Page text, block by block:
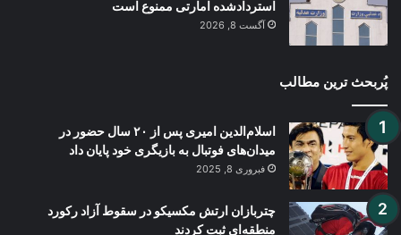
استردادشده امارتی ممنوع است
آگست 8, 2026
پُربحث ترین مطالب
اسلام‌الدین امیری پس از ۲۰ سال حضور در
میدان‌های فوتبال به بازیگری خود پایان داد
فبروری 8, 2025
چتربازان ارتش مکسیکو در سقوط آزاد رکورد
منطقه‌ای ثبت کردند